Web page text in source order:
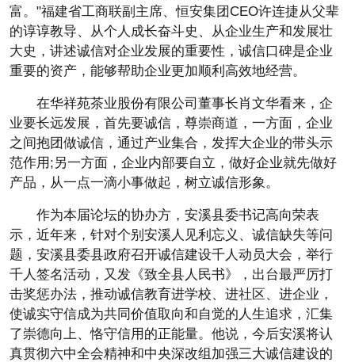
富。"福建省工商联副主席、恒安集团CEO许连捷从父辈
的谆谆教导、从个人成长奋斗史、从企业生产和发展壮
大史，讲述诚信对企业发展的重要性，诚信口碑是企业
重要的资产，能够帮助企业更加顺利高效地经营。
在华祥苑茶业股份有限公司董事长肖文华看来，企
业要长远发展，首先要诚信，尊崇商道，一方面，企业
之间抱团做诚信，通过产业集合，发挥大企业的带头示
范作用;另一方面，企业内部要自立，做好企业就先做好
产品，从一点一滴小事做起，树立诚信形象。
作为本届论坛的协办方，安溪县委书记高向荣表
示，近年来，针对个别安溪人见利忘义、诚信缺失等问
题，安溪县委县政府召开诚信建设千人动员大会，举行
千人签名活动，又发《致全县人民书》，出台最严厉打
击奖惩办法，推动诚信教育进学校、进社区、进企业，
使诚实守信成为共同价值取向和自觉的人生追求，汇集
了崇德向上、恪守信用的正能量。他说，今后安溪将认
真贯彻六中全会精神和中央深改组加强三大诚信建设的